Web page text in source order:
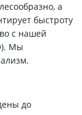
а
быстроту
с нашей
Мы
до